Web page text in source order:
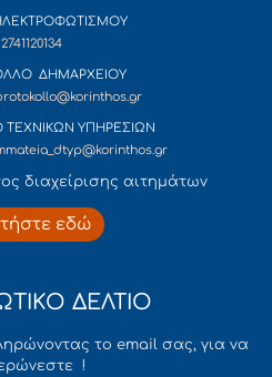
2741120134
ΔΗΜΑΡΧΕΙΟΥ
protokollo@korinthos.gr
ΥΠΗΡΕΣΙΩΝ
διαχείρισης αιτημάτων
εδώ
ΔΕΛΤΙΟ
το email σας, για να
!